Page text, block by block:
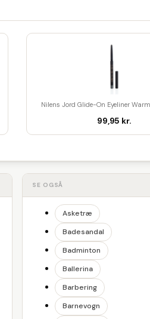
Nilens Jord Glide-On Eyeliner
99,95 kr.
SE OGSÅ
Asketræ
Badesandal
Badminton
Ballerina
Barbering
Barnevogn